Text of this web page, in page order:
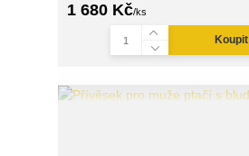
1 680 Kč/ks
Koupit